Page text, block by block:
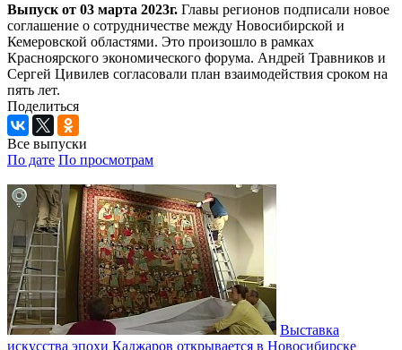
Выпуск от 03 марта 2023г. Главы регионов подписали новое
соглашение о сотрудничестве между Новосибирской и
Кемеровской областями. Это произошло в рамках
Красноярского экономического форума. Андрей Травников и
Сергей Цивилев согласовали план взаимодействия сроком на
пять лет.
Поделиться
Все выпуски
По дате По просмотрам
Выставка
искусства эпохи Каджаров открывается в Новосибирске